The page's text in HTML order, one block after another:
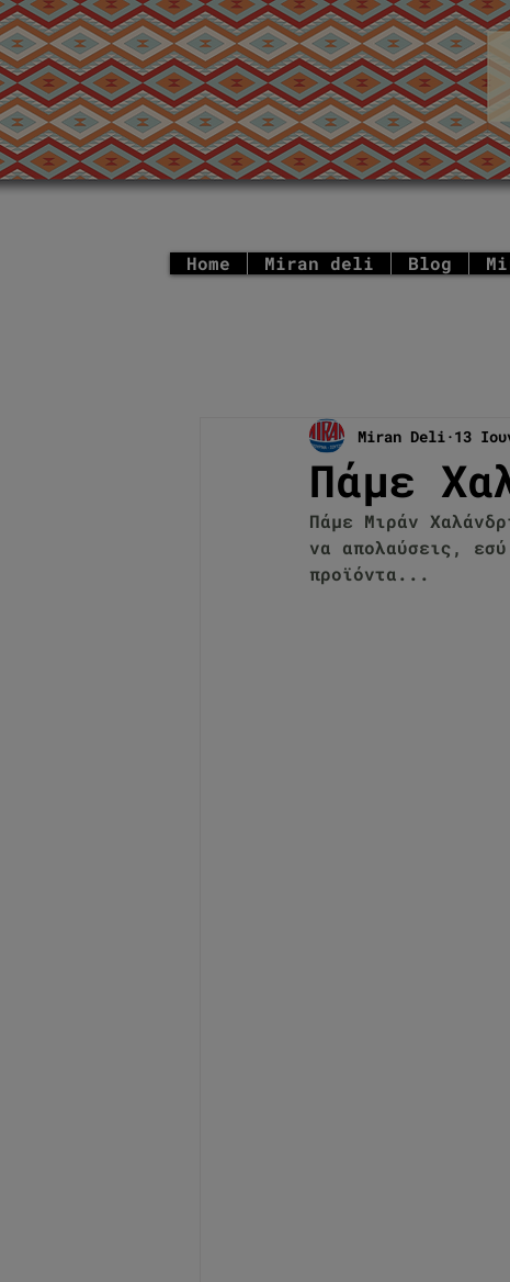
Home Miran deli Blog
Πάμε
Miran Deli 13
Πάμε Μιράν
να απολαύσεις,
προϊόντα...